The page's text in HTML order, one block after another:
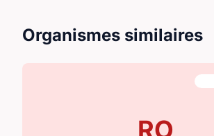
Organismes similaires
RO